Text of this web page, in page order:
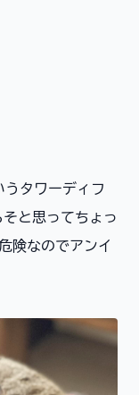
タワーディフ
と思ってちょっ
険なのでアンイ